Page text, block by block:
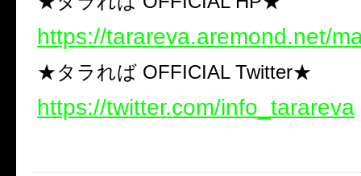
https://tarareva.aremond.net/
★タラれば OFFICIAL Twitter★
https://twitter.com/info_tarareva